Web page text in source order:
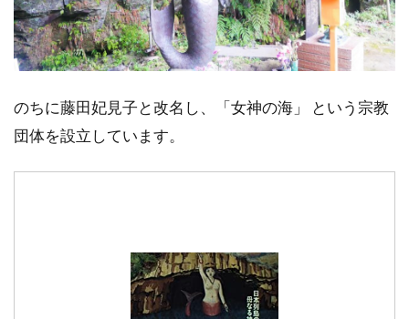
のちに藤田妃見子と改名し、「女神の海」 という宗教
団体を設立しています。